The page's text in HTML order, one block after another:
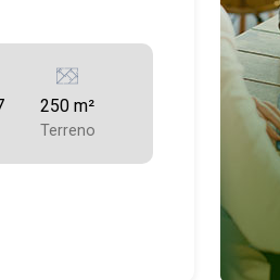
250 m²
Terreno